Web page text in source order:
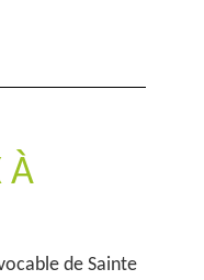
À
de Sainte